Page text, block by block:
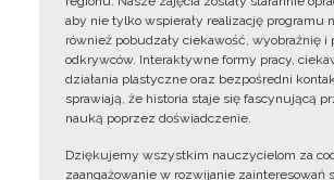
aby nie tylko wspierały realizację programu
również pobudzały ciekawość, wyobraźnię i
odkrywców. Interaktywne formy pracy,
działania plastyczne oraz bezpośredni
sprawiają, że historia staje się fascynującą
nauką poprzez doświadczenie.
Dziękujemy wszystkim nauczycielom za
zaangażowanie w rozwijanie zainteresowań